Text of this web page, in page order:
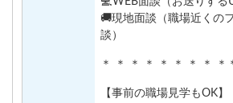
🚚現地面談（職場近くの
談）
＊ ＊ ＊ ＊ ＊ ＊ ＊ ＊ ＊
【事前の職場見学もOK】